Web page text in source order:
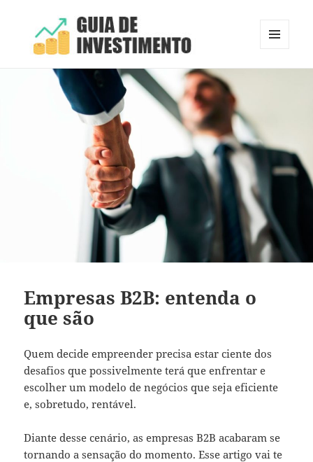
Guia de Investimento
E
Empresas B2B: entenda o
que são
Quem decide empreender precisa estar ciente dos
desafios que possivelmente terá que enfrentar e
escolher um modelo de negócios que seja eficiente
e, sobretudo, rentável.
Diante desse cenário, as empresas B2B acabaram se
tornando a sensação do momento. Esse artigo vai te